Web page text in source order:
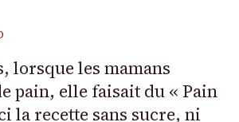
lorsque les mamans
pain, elle faisait du « Pain
la recette sans sucre, ni